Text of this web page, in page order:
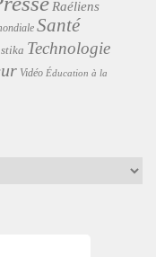
Raéliens
Santé
Technologie
Vidéo Éducation à la